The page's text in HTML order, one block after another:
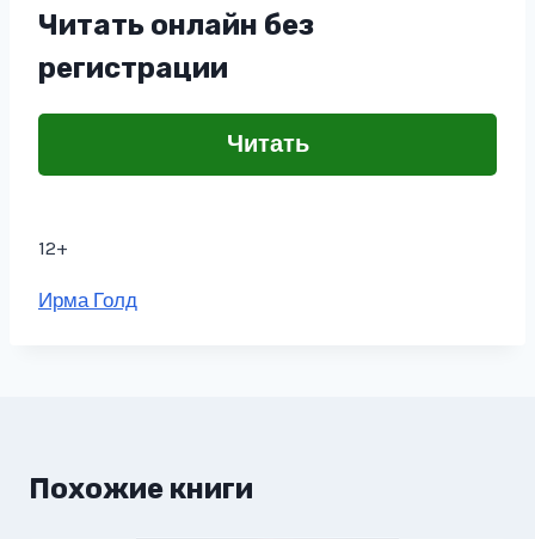
Читать онлайн без
регистрации
Читать
12+
Метки
Ирма Голд
Похожие книги